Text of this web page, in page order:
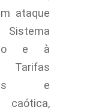
ataque
e à
Tarifas
e
caótica,